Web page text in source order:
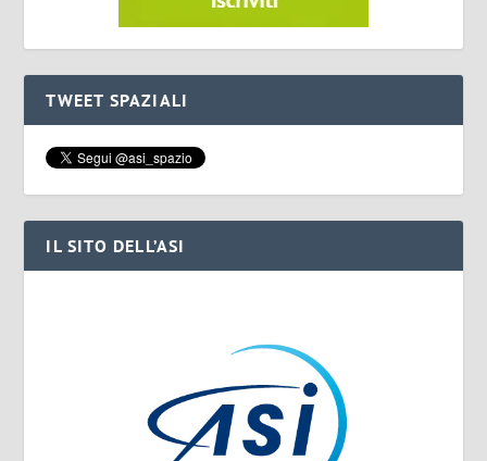
TWEET SPAZIALI
IL SITO DELL’ASI